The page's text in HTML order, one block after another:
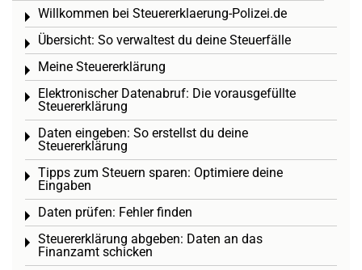
Willkommen bei Steuererklaerung-Polizei.de
Toggle menu
Übersicht: So verwaltest du deine Steuerfälle
Toggle menu
Meine Steuererklärung
Toggle menu
Elektronischer Datenabruf: Die vorausgefüllte
Steuererklärung
Toggle menu
Daten eingeben: So erstellst du deine
Steuererklärung
Toggle menu
Tipps zum Steuern sparen: Optimiere deine
Eingaben
Toggle menu
Daten prüfen: Fehler finden
Toggle menu
Steuererklärung abgeben: Daten an das
Finanzamt schicken
Toggle menu